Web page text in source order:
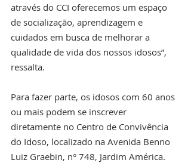
através do CCI oferecemos um espaço
de socialização, aprendizagem e
cuidados em busca de melhorar a
qualidade de vida dos nossos idosos”,
ressalta.
Para fazer parte, os idosos com 60 anos
ou mais podem se inscrever
diretamente no Centro de Convivência
do Idoso, localizado na Avenida Benno
Luiz Graebin, n° 748, Jardim América.